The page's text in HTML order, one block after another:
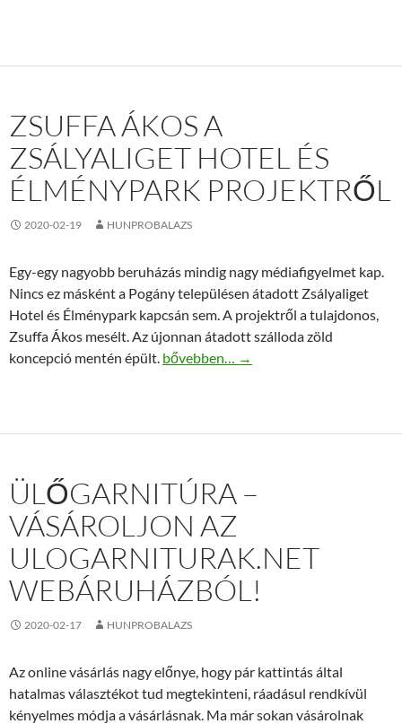
ZSUFFA ÁKOS A
ZSÁLYALIGET HOTEL ÉS
ÉLMÉNYPARK PROJEKTRŐL
2020-02-19 HUNPROBALAZS
Egy-egy nagyobb beruházás mindig nagy médiafigyelmet kap.
Nincs ez másként a Pogány településen átadott Zsályaliget
Hotel és Élménypark kapcsán sem. A projektről a tulajdonos,
Zsuffa Ákos mesélt. Az újonnan átadott szálloda zöld
koncepció mentén épült. Zsuffa Ákos a Zsályaliget Hotel és
bővebben… →
ÜLŐGARNITÚRA –
VÁSÁROLJON AZ
ULOGARNITURAK.NET
WEBÁRUHÁZBÓL!
2020-02-17 HUNPROBALAZS
Az online vásárlás nagy előnye, hogy pár kattintás által
hatalmas választékot tud megtekinteni, ráadásul rendkívül
kényelmes módja a vásárlásnak. Ma már sokan vásárolnak